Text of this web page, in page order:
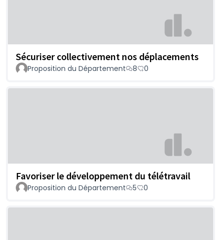
Sécuriser collectivement nos déplacements
Proposition du Département 8 0
Favoriser le développement du télétravail
Proposition du Département 5 0